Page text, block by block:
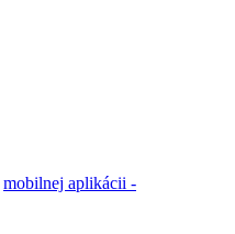
mobilnej aplikácii -